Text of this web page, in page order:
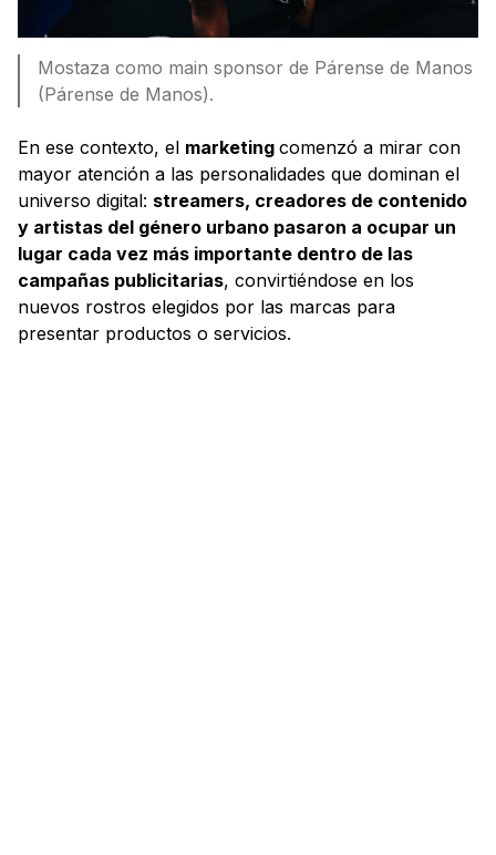
Mostaza como main sponsor de Párense de Manos
(Párense de Manos).
En ese contexto, el marketing comenzó a mirar con
mayor atención a las personalidades que dominan el
universo digital: streamers, creadores de contenido
y artistas del género urbano pasaron a ocupar un
lugar cada vez más importante dentro de las
campañas publicitarias, convirtiéndose en los
nuevos rostros elegidos por las marcas para
presentar productos o servicios.